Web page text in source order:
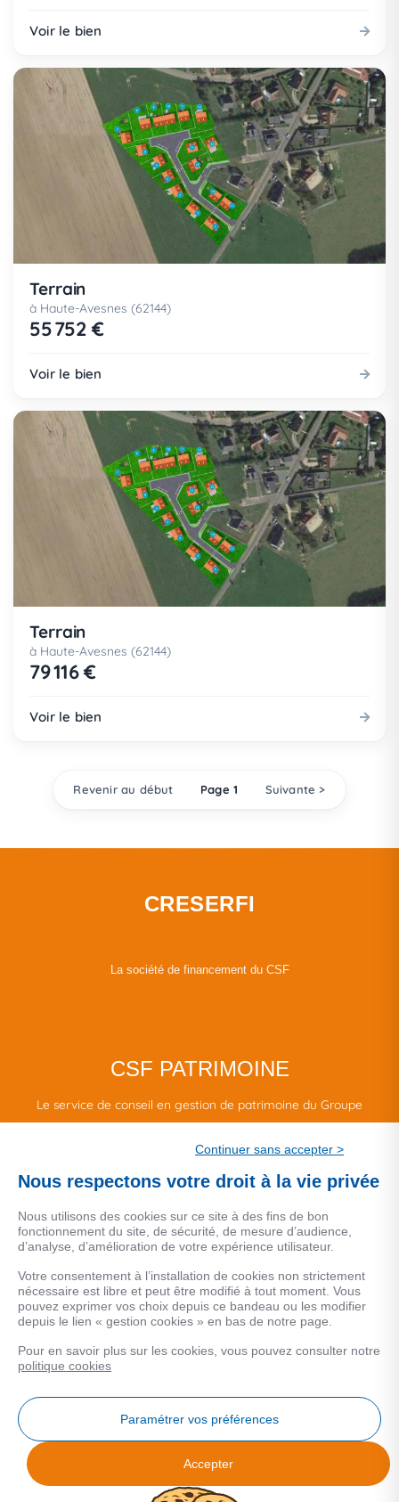
Voir le bien
Terrain
à Haute-Avesnes (62144)
55 752 €
Voir le bien
Terrain
à Haute-Avesnes (62144)
79 116 €
Voir le bien
Revenir au début Page 1 Suivante >
CRESERFI
La société de financement du CSF
CSF PATRIMOINE
Le service de conseil en gestion de patrimoine du Groupe
MENTIONS LEGALES
Données personnelles
COOKIES
Analyse des performances
© 2026 Facilogi - Solutions en stratégie et intelligence immobilière
Continuer sans accepter >
Nous respectons votre droit à la vie privée
Nous utilisons des cookies sur ce site à des fins de bon
fonctionnement du site, de sécurité, de mesure d’audience,
d’analyse, d’amélioration de votre expérience utilisateur.
Votre consentement à l’installation de cookies non strictement
nécessaire est libre et peut être modifié à tout moment. Vous
pouvez exprimer vos choix depuis ce bandeau ou les modifier
depuis le lien « gestion cookies » en bas de notre page.
Pour en savoir plus sur les cookies, vous pouvez consulter notre
politique cookies
Paramétrer vos préférences
Accepter